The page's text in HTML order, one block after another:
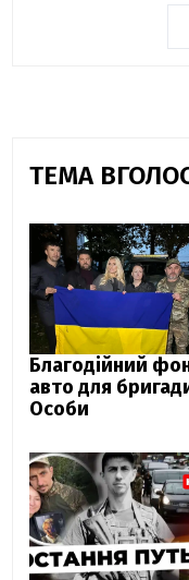
ТЕМА
Благодійний
авто для
Особи